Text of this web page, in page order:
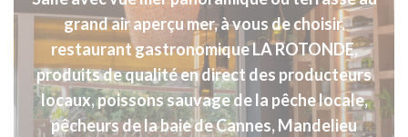
grand air aperçu mer, à vous de choisir.
restaurant gastronomique LA ROTONDE,
produits de qualité en direct des producteurs
locaux, poissons sauvage de la pêche locale,
pêcheurs de la baie de Cannes, Mandelieu